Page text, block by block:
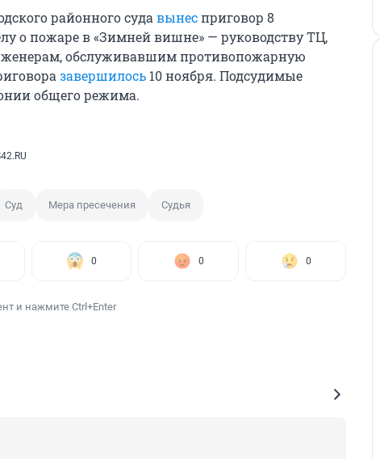
районного суда вынесприговор 8
о пожаре в «Зимней вишне» — руководству ТЦ,
обслуживавшим противопожарную
завершилось 10 ноября. Подсудимые
общего режима.
Суд Мера пресечения Судья
0 0 0
и нажмите Ctrl+Enter